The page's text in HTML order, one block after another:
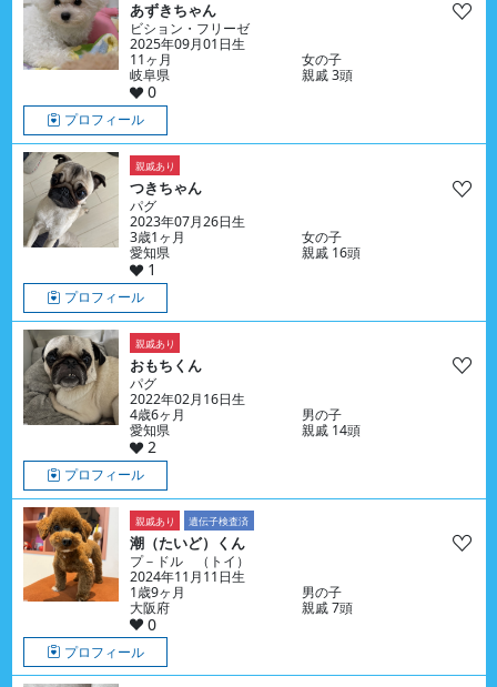
あずきちゃん
ビション・フリーゼ
2025年09月01日生
11ヶ月
女の子
岐阜県
親戚 3頭
0
プロフィール
親戚あり
つきちゃん
パグ
2023年07月26日生
3歳1ヶ月
女の子
愛知県
親戚 16頭
1
プロフィール
親戚あり
おもちくん
パグ
2022年02月16日生
4歳6ヶ月
男の子
愛知県
親戚 14頭
2
プロフィール
親戚あり 遺伝子検査済
潮（たいど）くん
プ－ドル （トイ）
2024年11月11日生
1歳9ヶ月
男の子
大阪府
親戚 7頭
0
プロフィール